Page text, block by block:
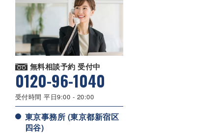
無料相談予約 受付中
0120-96-1040
受付時間 平日9:00 - 20:00
東京事務所 (東京都新宿区
四谷)